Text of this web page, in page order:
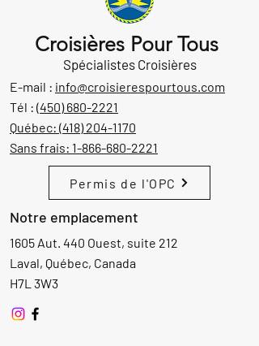
Croisières Pour Tous
Spécialistes Croisières
E-mail : info@croisierespourtous.com
Tél : (450) 680-2221
Québec: (418) 204-1170
Sans frais: 1-866-680-2221
Permis de l'OPC
Notre emplacement
1605 Aut. 440 Ouest, suite 212
Laval, Québec, Canada
H7L 3W3